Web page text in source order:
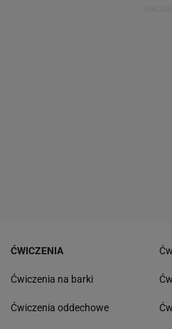
ĆWICZENIA
Ćwiczenia na barki
Ćwiczenia oddechowe